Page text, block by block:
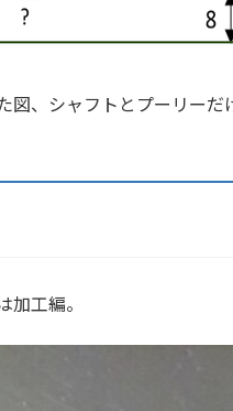
図、シャフトとプーリーだ
加工編。